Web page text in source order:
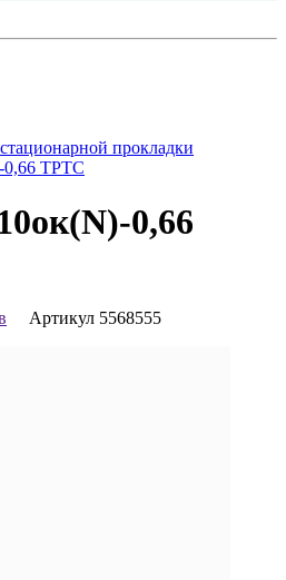
прокладки
0,66 ТРТС
0,66
Артикул 5568555